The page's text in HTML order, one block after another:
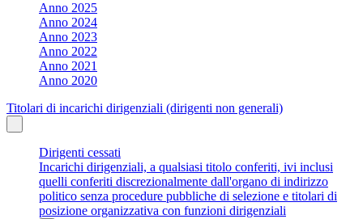
Anno 2025
Anno 2024
Anno 2023
Anno 2022
Anno 2021
Anno 2020
Titolari di incarichi dirigenziali (dirigenti non generali)
Dirigenti cessati
Incarichi dirigenziali, a qualsiasi titolo conferiti, ivi inclusi
quelli conferiti discrezionalmente dall'organo di indirizzo
politico senza procedure pubbliche di selezione e titolari di
posizione organizzativa con funzioni dirigenziali